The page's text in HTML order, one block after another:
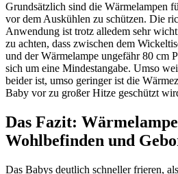
Grundsätzlich sind die Wärmelampen
vor dem Auskühlen zu schützen. Die
Anwendung ist trotz alledem sehr
zu achten, dass zwischen dem
und der Wärmelampe ungefähr 80 cm
sich um eine Mindestangabe. Umso
beider ist, umso geringer ist die
Baby vor zu großer Hitze geschützt
Das Fazit:
Wohlbefinden und
Das Babys deutlich schneller frieren,